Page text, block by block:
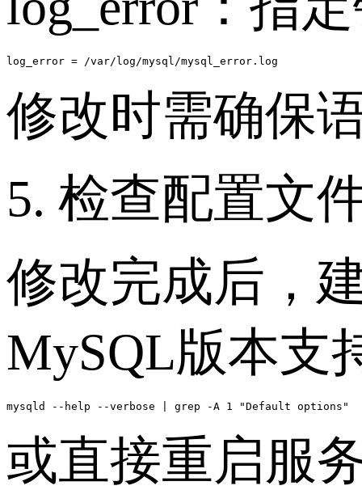
log_error = /var/log/mysql/mysql_error.log
修改时需确保
5. 检查配置文
修改完成后，
MySQL版本支
或直接重启服